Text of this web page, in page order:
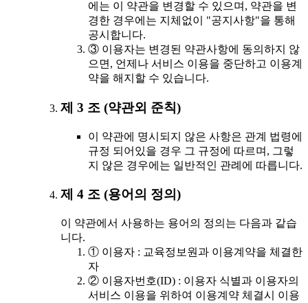
에는 이 약관을 변경할 수 있으며, 약관을 변
경한 경우에는 지체없이 "공지사항"을 통해
공시합니다.
③ 이용자는 변경된 약관사항에 동의하지 않
으면, 언제나 서비스 이용을 중단하고 이용계
약을 해지할 수 있습니다.
제 3 조 (약관외 준칙)
이 약관에 명시되지 않은 사항은 관계 법령에
규정 되어있을 경우 그 규정에 따르며, 그렇
지 않은 경우에는 일반적인 관례에 따릅니다.
제 4 조 (용어의 정의)
이 약관에서 사용하는 용어의 정의는 다음과 같습
니다.
① 이용자 : 교육정보원과 이용계약을 체결한
자
② 이용자번호(ID) : 이용자 식별과 이용자의
서비스 이용을 위하여 이용계약 체결시 이용